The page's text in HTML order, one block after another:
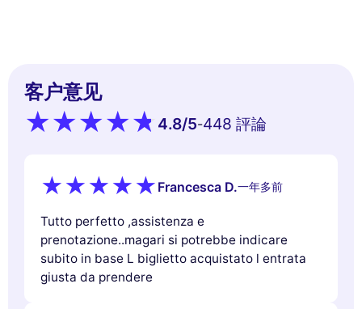
客户意见
4.8/5-448 評論
Francesca D.一年多前
Tutto perfetto ,assistenza e
prenotazione..magari si potrebbe indicare
subito in base L biglietto acquistato l entrata
giusta da prendere